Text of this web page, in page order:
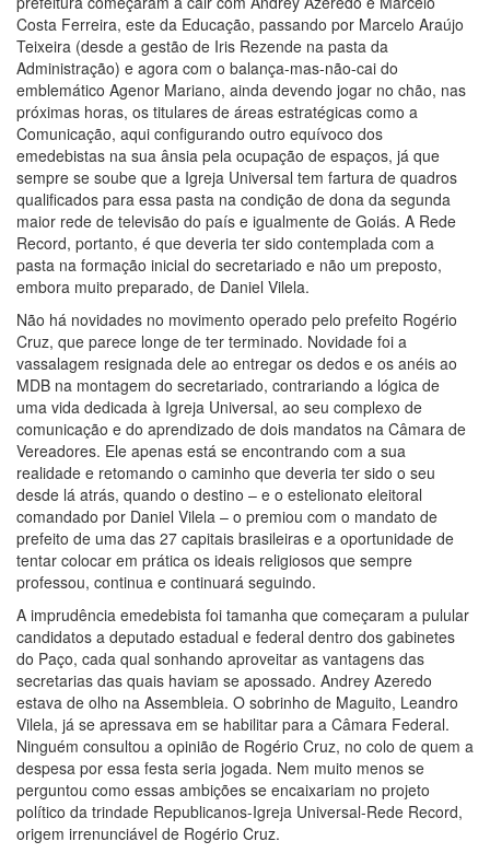
Costa Ferreira, este da Educação, passando por Marcelo Araújo
Teixeira (desde a gestão de Iris Rezende na pasta da
Administração) e agora com o balança-mas-não-cai do
emblemático Agenor Mariano, ainda devendo jogar no chão, nas
próximas horas, os titulares de áreas estratégicas como a
Comunicação, aqui configurando outro equívoco dos
emedebistas na sua ânsia pela ocupação de espaços, já que
sempre se soube que a Igreja Universal tem fartura de quadros
qualificados para essa pasta na condição de dona da segunda
maior rede de televisão do país e igualmente de Goiás. A Rede
Record, portanto, é que deveria ter sido contemplada com a
pasta na formação inicial do secretariado e não um preposto,
embora muito preparado, de Daniel Vilela.
Não há novidades no movimento operado pelo prefeito Rogério
Cruz, que parece longe de ter terminado. Novidade foi a
vassalagem resignada dele ao entregar os dedos e os anéis ao
MDB na montagem do secretariado, contrariando a lógica de
uma vida dedicada à Igreja Universal, ao seu complexo de
comunicação e do aprendizado de dois mandatos na Câmara de
Vereadores. Ele apenas está se encontrando com a sua
realidade e retomando o caminho que deveria ter sido o seu
desde lá atrás, quando o destino – e o estelionato eleitoral
comandado por Daniel Vilela – o premiou com o mandato de
prefeito de uma das 27 capitais brasileiras e a oportunidade de
tentar colocar em prática os ideais religiosos que sempre
professou, continua e continuará seguindo.
A imprudência emedebista foi tamanha que começaram a pulular
candidatos a deputado estadual e federal dentro dos gabinetes
do Paço, cada qual sonhando aproveitar as vantagens das
secretarias das quais haviam se apossado. Andrey Azeredo
estava de olho na Assembleia. O sobrinho de Maguito, Leandro
Vilela, já se apressava em se habilitar para a Câmara Federal.
Ninguém consultou a opinião de Rogério Cruz, no colo de quem a
despesa por essa festa seria jogada. Nem muito menos se
perguntou como essas ambições se encaixariam no projeto
político da trindade Republicanos-Igreja Universal-Rede Record,
origem irrenunciável de Rogério Cruz.